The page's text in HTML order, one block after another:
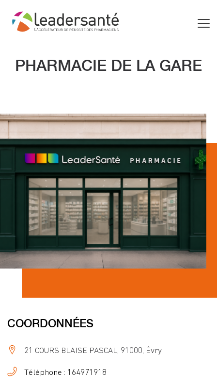
PHARMACIE DE LA GARE
COORDONNÉES
21 COURS BLAISE PASCAL, 91000, Évry
Téléphone : 164971918